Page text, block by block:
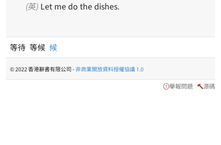
(英) Let me do the dishes.
等待 等候 候
© 2022 香港辭書有限公司 -非商業開放資料授權協議 1.0
舉報問題 源碼